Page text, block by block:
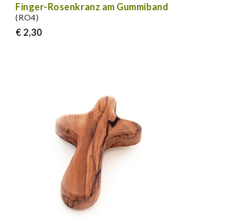
Finger-Rosenkranz am Gummiband
(RO4)
€ 2,30